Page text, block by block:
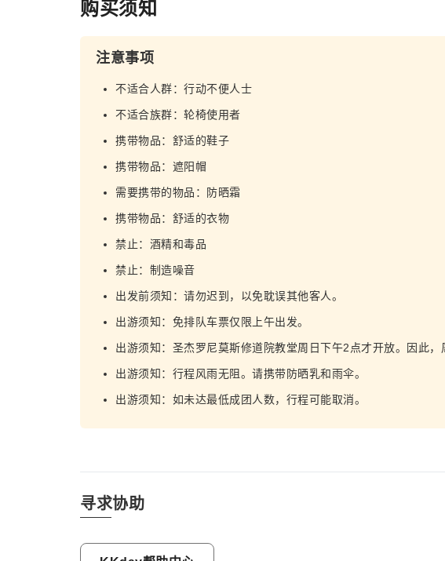
购买须知
注意事项
不适合人群：行动不便人士
不适合族群：轮椅使用者
携带物品：舒适的鞋子
携带物品：遮阳帽
需要携带的物品：防晒霜
携带物品：舒适的衣物
禁止：酒精和毒品
禁止：制造噪音
出发前须知：请勿迟到，以免耽误其他客人。
出游须知：免排队车票仅限上午出发。
出游须知：圣杰罗尼莫斯修道院教堂周日下午2点才开放。因此，
出游须知：行程风雨无阻。请携带防晒乳和雨伞。
出游须知：如未达最低成团人数，行程可能取消。
寻求协助